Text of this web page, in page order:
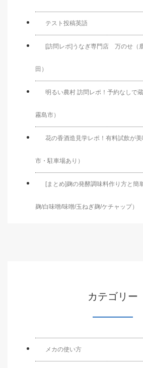
テスト投稿英語
[訪問レポ]うなぎ専門店 万のせ（
田）
明るい農村 訪問レポ！予約なしで
霧島市）
花の香酒造見学レポ！有料試飲が
市・駐車場あり）
[まとめ]麹の発酵調味料作り方と簡
麹/白味噌/味噌/玉ねぎ麹/ケチャップ）
カテゴリー
メカの使い方